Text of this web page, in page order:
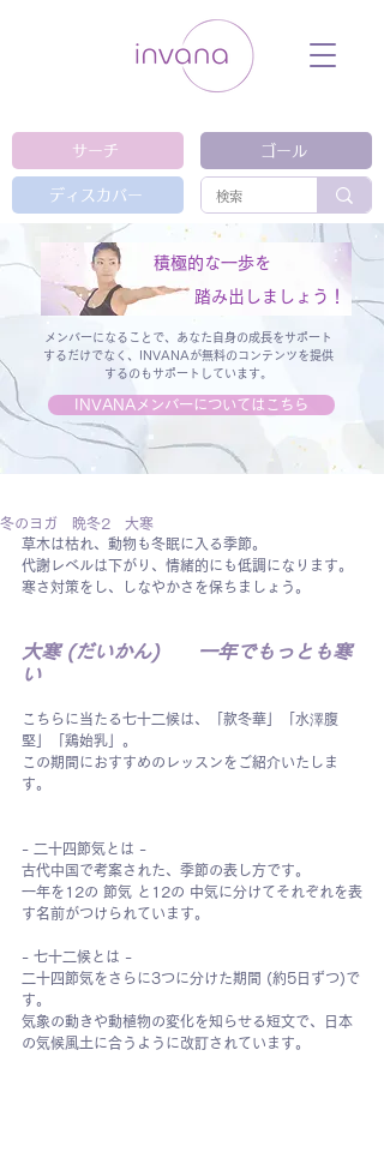
ガ 瞑想 栄養 医学 レッスン レクチャ
ー ​ストレス 免疫力 睡眠 メンタルヘル
サーチ
ディスカバー
ゴール
積極的な一歩を
踏み出しましょう！
メンバーになることで、あなた自身の成長をサポート
するだけでなく、
INVANAが無料のコンテンツを提供
するのもサポートしています。
INVANAメンバーについてはこちら
冬のヨガ 晩冬2 大寒
草木は枯れ、動物も冬眠に入る季節。
代謝レベルは下がり、情緒的にも低調になります。
寒さ対策をし、しなやかさを保ちましょう。
大寒 (だいかん)　　一年でもっとも寒
い
こちらに当たる七十二候は、「款冬華」「水澤腹
堅」「鶏始乳」。
この期間におすすめのレッスンをご紹介いたしま
す。
- 二十四節気とは -
古代中国で考案された、季節の表し方です。
一年を12の 節気 と12の 中気に分けてそれぞれを表
す名前がつけられています。
- 七十二候とは -
二十四節気をさらに3つに分けた期間 (約5日ずつ)で
す。
気象の動きや動植物の変化を知らせる短文で、日本
の気候風土に合うように改訂されています。